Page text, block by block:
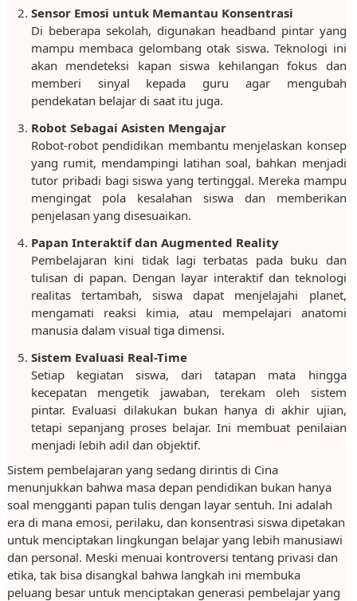
Sensor Emosi untuk Memantau Konsentrasi
Di beberapa sekolah, digunakan headband pintar yang
mampu membaca gelombang otak siswa. Teknologi ini
akan mendeteksi kapan siswa kehilangan fokus dan
memberi sinyal kepada guru agar mengubah
pendekatan belajar di saat itu juga.
Robot Sebagai Asisten Mengajar
Robot-robot pendidikan membantu menjelaskan konsep
yang rumit, mendampingi latihan soal, bahkan menjadi
tutor pribadi bagi siswa yang tertinggal. Mereka mampu
mengingat pola kesalahan siswa dan memberikan
penjelasan yang disesuaikan.
Papan Interaktif dan Augmented Reality
Pembelajaran kini tidak lagi terbatas pada buku dan
tulisan di papan. Dengan layar interaktif dan teknologi
realitas tertambah, siswa dapat menjelajahi planet,
mengamati reaksi kimia, atau mempelajari anatomi
manusia dalam visual tiga dimensi.
Sistem Evaluasi Real-Time
Setiap kegiatan siswa, dari tatapan mata hingga
kecepatan mengetik jawaban, terekam oleh sistem
pintar. Evaluasi dilakukan bukan hanya di akhir ujian,
tetapi sepanjang proses belajar. Ini membuat penilaian
menjadi lebih adil dan objektif.
Sistem pembelajaran yang sedang dirintis di Cina
menunjukkan bahwa masa depan pendidikan bukan hanya
soal mengganti papan tulis dengan layar sentuh. Ini adalah
era di mana emosi, perilaku, dan konsentrasi siswa dipetakan
untuk menciptakan lingkungan belajar yang lebih manusiawi
dan personal. Meski menuai kontroversi tentang privasi dan
etika, tak bisa disangkal bahwa langkah ini membuka
peluang besar untuk menciptakan generasi pembelajar yang